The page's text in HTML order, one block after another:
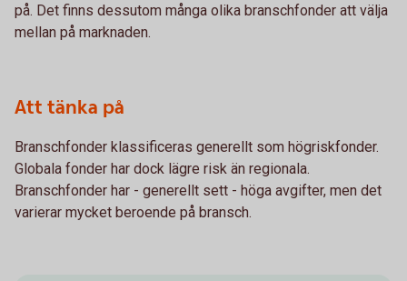
på. Det finns dessutom många olika branschfonder att välja
mellan på marknaden.
Att tänka på
Branschfonder klassificeras generellt som högriskfonder.
Globala fonder har dock lägre risk än regionala.
Branschfonder har - generellt sett - höga avgifter, men det
varierar mycket beroende på bransch.